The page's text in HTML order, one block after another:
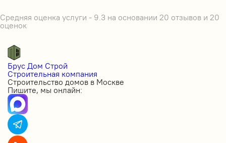
Средняя оценка услуги - 9.3 на основании 20 отзывов и 20
оценок
Брус Дом Строй
Строительная компания
Строительство домов в Москве
Пишите, мы онлайн: